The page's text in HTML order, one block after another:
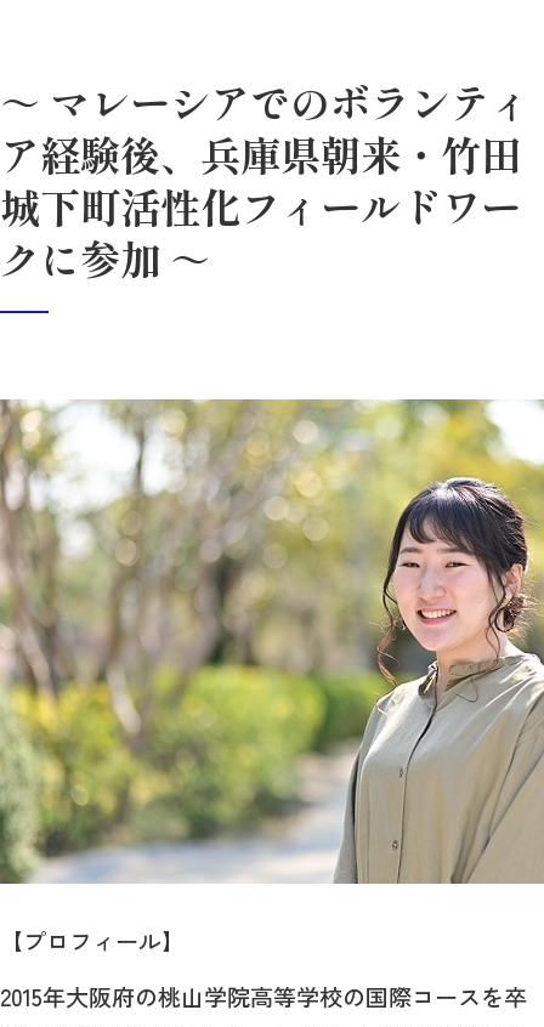
～ マレーシアでのボランティ
ア経験後、兵庫県朝来・竹田
城下町活性化フィールドワー
クに参加 ～
【プロフィール】
2015年大阪府の桃山学院高等学校の国際コースを卒